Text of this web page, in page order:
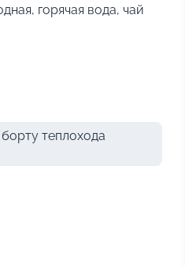
горячая вода, чай
теплохода